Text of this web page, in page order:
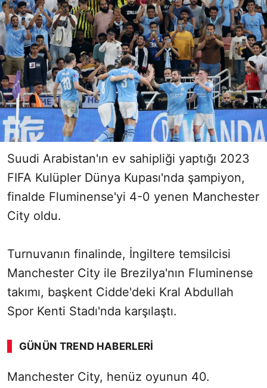
Suudi Arabistan'ın ev sahipliği yaptığı 2023
FIFA Kulüpler Dünya Kupası'nda şampiyon,
finalde Fluminense'yi 4-0 yenen Manchester
City oldu.
Turnuvanın finalinde, İngiltere temsilcisi
Manchester City ile Brezilya'nın Fluminense
takımı, başkent Cidde'deki Kral Abdullah
Spor Kenti Stadı'nda karşılaştı.
GÜNÜN TREND HABERLERI
Manchester City, henüz oyunun 40.